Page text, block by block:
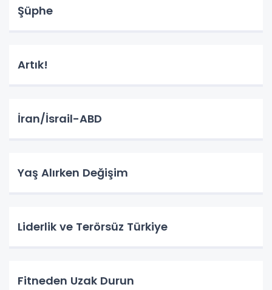
Şüphe
Artık!
İran/İsrail-ABD
Yaş Alırken Değişim
Liderlik ve Terörsüz Türkiye
Fitneden Uzak Durun